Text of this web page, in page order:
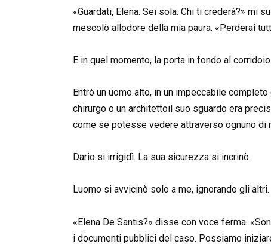
«Guardati, Elena. Sei sola. Chi ti crederà?» mi
mescolò allodore della mia paura. «Perderai
E in quel momento, la porta in fondo al
Entrò un uomo alto, in un impeccabile
chirurgo o un architettoil suo sguardo era
come se potesse vedere attraverso ognuno di
Dario si irrigidì. La sua sicurezza si incrinò.
Luomo si avvicinò solo a me, ignorando gli altri.
«Elena De Santis?» disse con voce ferma.
i documenti pubblici del caso. Possiamo